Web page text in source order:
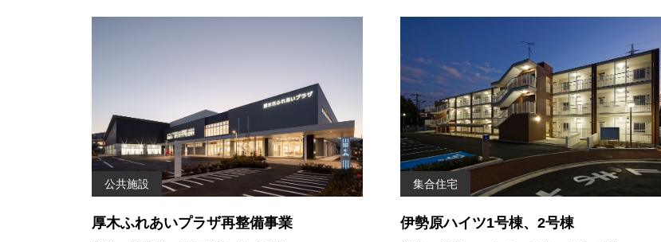
公共施設
厚木ふれあいプラザ再整備事業
集合住宅
伊勢原ハイツ1号棟、2号棟